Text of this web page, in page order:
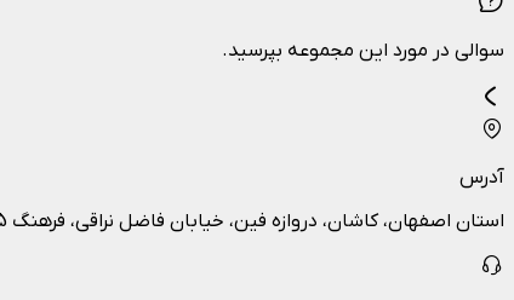
سوالی در مورد این مجموعه بپرسید.
آدرس
استان اصفهان، کاشان، دروازه فین، خیابان فاضل نراقی، فرهنگ 15، نرسیده به سه راه علوی